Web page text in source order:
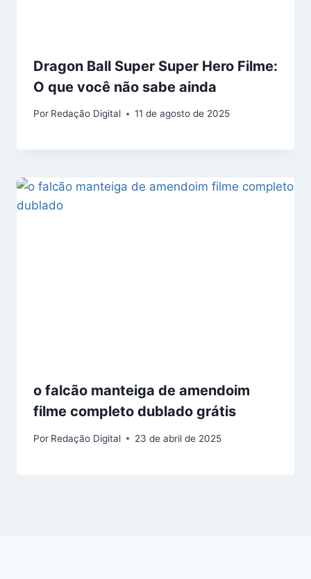
Dragon Ball Super Super Hero Filme:
O que você não sabe ainda
Por Redação Digital 11 de agosto de 2025
o falcão manteiga de amendoim
filme completo dublado grátis
Por Redação Digital 23 de abril de 2025